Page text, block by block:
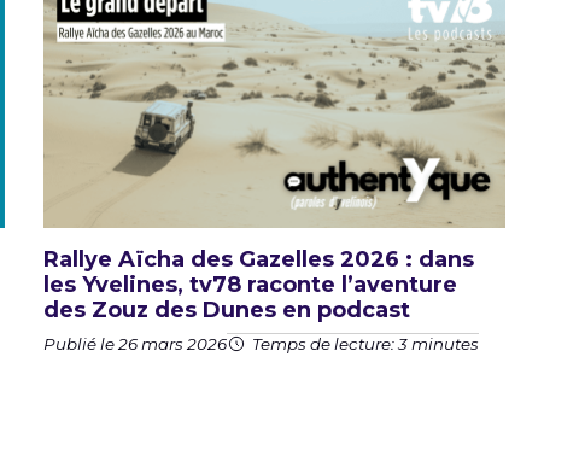
Rallye Aïcha des Gazelles 2026 : dans
les Yvelines, tv78 raconte l’aventure
des Zouz des Dunes en podcast
Publié le 26 mars 2026 Temps de lecture: 3 minutes